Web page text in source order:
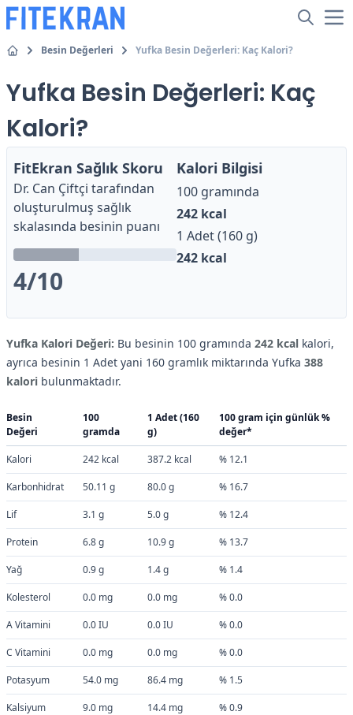
Besin Değerleri Yufka Besin Değerleri: Kaç Kalori?
Yufka Besin Değerleri: Kaç
Kalori?
FitEkran Sağlık Skoru
Dr. Can Çiftçi tarafından
oluşturulmuş sağlık
skalasında besinin puanı
4/10
Kalori Bilgisi
100 gramında
242 kcal
1 Adet (160 g)
242 kcal
Yufka Kalori Değeri: Bu besinin 100 gramında 242 kcal kalori,
ayrıca besinin 1 Adet yani 160 gramlık miktarında Yufka 388
kalori bulunmaktadır.
Besin
Değeri
100
gramda
1 Adet (160
g)
100 gram için günlük %
değer*
Kalori 242 kcal 387.2 kcal % 12.1
Karbonhidrat 50.11 g 80.0 g % 16.7
Lif 3.1 g 5.0 g % 12.4
Protein 6.8 g 10.9 g % 13.7
Yağ 0.9 g 1.4 g % 1.4
Kolesterol 0.0 mg 0.0 mg % 0.0
A Vitamini 0.0 IU 0.0 IU % 0.0
C Vitamini 0.0 mg 0.0 mg % 0.0
Potasyum 54.0 mg 86.4 mg % 1.5
Kalsiyum 9.0 mg 14.4 mg % 0.9